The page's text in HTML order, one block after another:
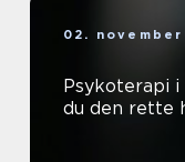
02. november
Psykoterapi
du den rette